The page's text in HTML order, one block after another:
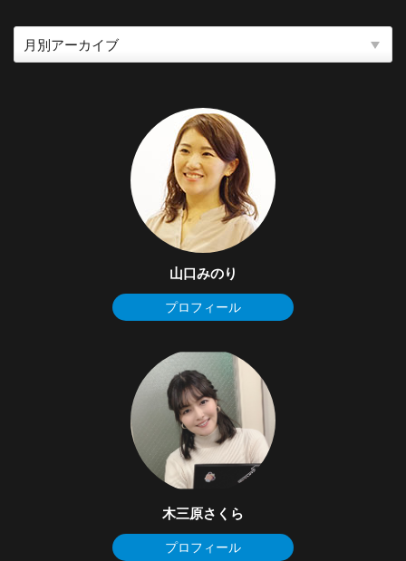
山口みのり
プロフィール
木三原さくら
プロフィール